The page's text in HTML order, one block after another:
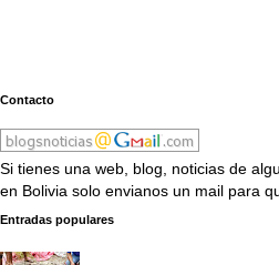
Contacto
Si tienes una web, blog, noticias de
en Bolivia solo envianos un mail para
Entradas populares